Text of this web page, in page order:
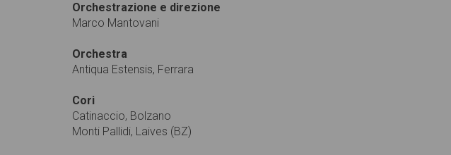
Orchestrazione e direzione
Marco Mantovani
Orchestra
Antiqua Estensis, Ferrara
Cori
Catinaccio, Bolzano
Monti Pallidi, Laives (BZ)